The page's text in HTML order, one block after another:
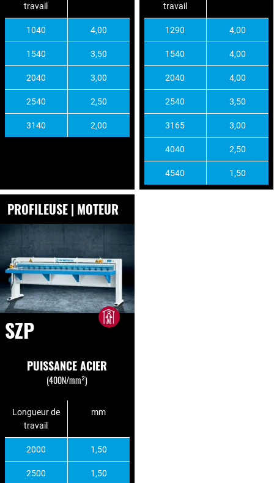
travail
1040 4,00
1540 3,50
2040 3,00
2540 2,50
3140 2,00
travail
1290 4,00
1540 4,00
2040 4,00
2540 3,50
3165 3,00
4040 2,50
4540 1,50
PROFILEUSE | MOTEUR
SZP
PUISSANCE ACIER
(400N/mm²)
Longueur de
travail
mm
2000 1,50
2500 1,50